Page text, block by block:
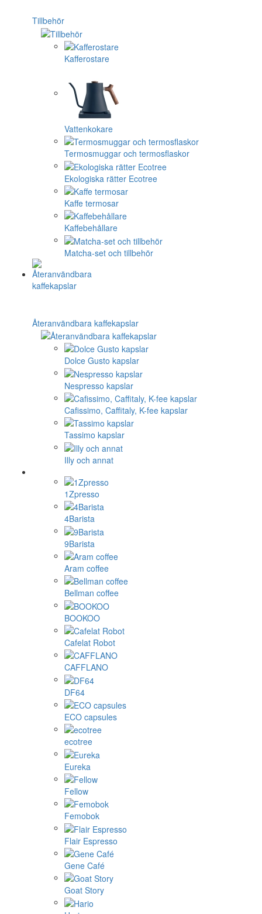
Tillbehör
Kafferostare
Vattenkokare
Termosmuggar och termosflaskor
Ekologiska rätter Ecotree
Kaffe termosar
Kaffebehållare
Matcha-set och tillbehör
Återanvändbara kaffekapslar
Dolce Gusto kapslar
Nespresso kapslar
Cafissimo, Caffitaly, K-fee kapslar
Tassimo kapslar
Illy och annat
1Zpresso
4Barista
9Barista
Aram coffee
Bellman coffee
BOOKOO
Cafelat Robot
CAFFLANO
DF64
ECO capsules
ecotree
Eureka
Fellow
Femobok
Flair Espresso
Gene Café
Goat Story